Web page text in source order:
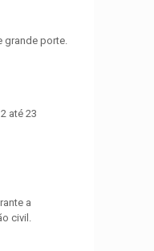
grande porte.
até 23
a
civil.